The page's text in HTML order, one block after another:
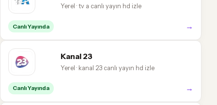
Yerel · tv a canlı yayın hd izle
Canlı Yayında →
Kanal 23
Yerel · kanal 23 canlı yayın hd izle
Canlı Yayında →